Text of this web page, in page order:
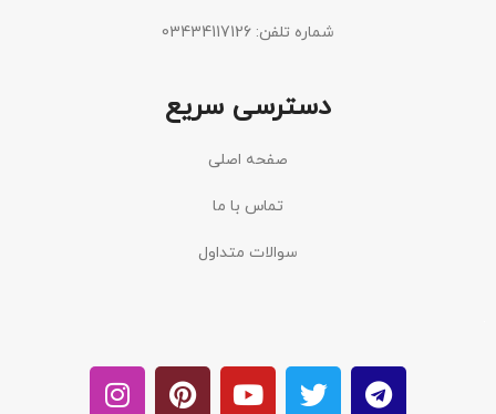
شماره تلفن: 03434117126
دسترسی سریع
صفحه اصلی
تماس با ما
سوالات متداول